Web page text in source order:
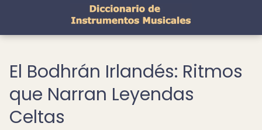
El Bodhrán Irlandés: Ritmos
que Narran Leyendas
Celtas